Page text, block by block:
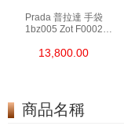
Prada 普拉達 手袋
1bz005 Zot F0002
13,800.00
商品名稱